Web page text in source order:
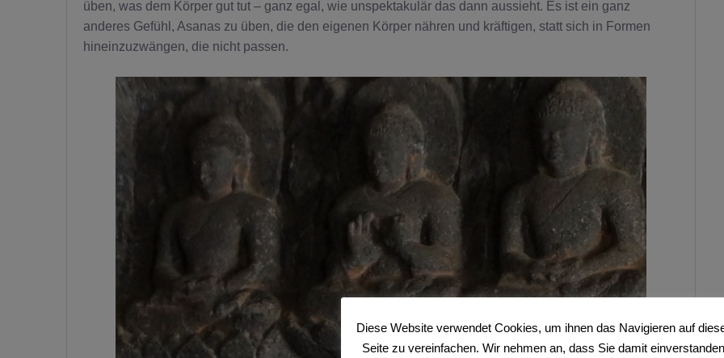
üben, was dem Körper gut tut – ganz egal, wie unspektakulär das dann aussieht. Es ist ein ganz
anderes Gefühl, Asanas zu üben, die den eigenen Körper nähren und kräftigen, statt sich in Formen
hineinzuzwängen, die nicht passen.
Diese Website verwendet Cookies, um ihnen das Navigieren auf
Seite zu vereinfachen. Wir nehmen an, dass Sie damit einverstanden